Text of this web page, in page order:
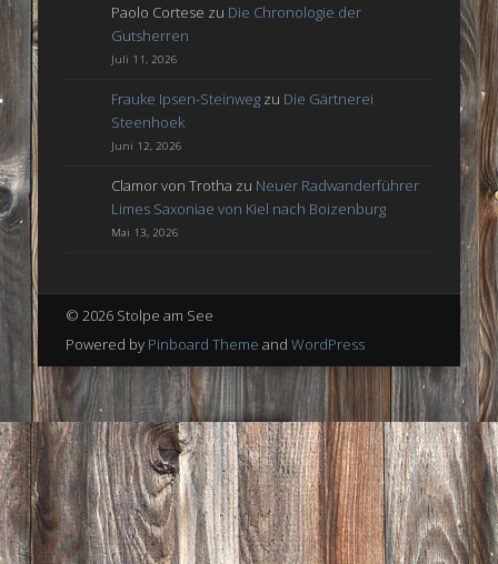
Paolo Cortese zu Die Chronologie der
Gutsherren
Juli 11, 2026
Frauke Ipsen-Steinweg zu Die Gärtnerei
Steenhoek
Juni 12, 2026
Clamor von Trotha zu Neuer Radwanderführer
Limes Saxoniae von Kiel nach Boizenburg
Mai 13, 2026
© 2026 Stolpe am See
Powered by Pinboard Theme and WordPress